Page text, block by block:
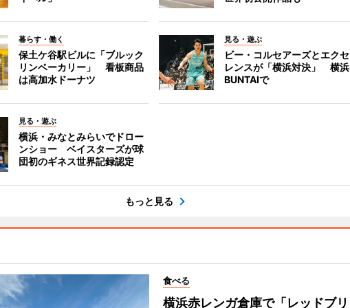
暮らす・働く
保土ケ谷駅ビルに「ブルック
リンベーカリー」 看板商品
は高加水ドーナツ
見る・遊ぶ
ビー・コルセアーズとエクセ
レンスが「横浜対決」 横浜
BUNTAIで
見る・遊ぶ
横浜・みなとみらいでドロー
ンショー ベイスターズが球
団初のギネス世界記録認定
もっと見る
食べる
横浜赤レンガ倉庫で「レッドブリ